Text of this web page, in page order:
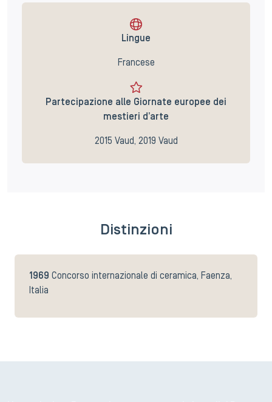
Lingue
Francese
Partecipazione alle Giornate europee dei
mestieri d’arte
2015 Vaud, 2019 Vaud
Distinzioni
1969 Concorso internazionale di ceramica, Faenza,
Italia